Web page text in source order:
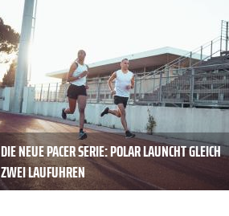
DIE NEUE PACER SERIE: POLAR LAUNCHT GLEICH
ZWEI LAUFUHREN